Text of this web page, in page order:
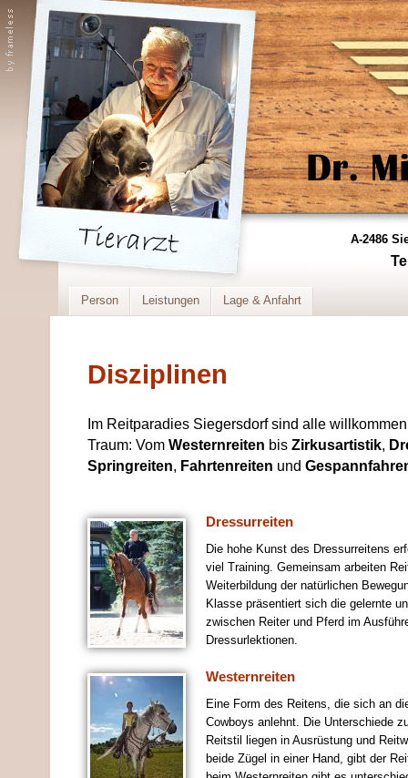
A-2486
Person Leistungen Lage & Anfahrt
Disziplinen
Im Reitparadies Siegersdorf sind alle
Traum: Vom Westernreiten bis Zirkusartistik,
Springreiten, Fahrtenreiten und
Dressurreiten
Die hohe Kunst des Dressurreitens
viel Training. Gemeinsam arbeiten
Weiterbildung der natürlichen
Klasse präsentiert sich die gelernte
zwischen Reiter und Pferd im
Dressurlektionen.
Westernreiten
Eine Form des Reitens, die sich an
Cowboys anlehnt. Die Unterschiede
Reitstil liegen in Ausrüstung und
beide Zügel in einer Hand, gibt der